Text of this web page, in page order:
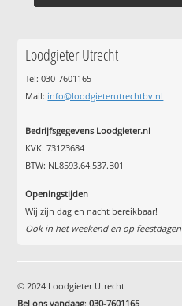
Loodgieter Utrecht
Tel: 030-7601165
Mail: info@loodgieterutrechtbv.nl
Bedrijfsgegevens Loodgieter.nl
KVK: 73123684
BTW: NL8593.64.537.B01
Openingstijden
Wij zijn dag en nacht bereikbaar!
Ook in het weekend en op feestdagen
© 2024 Loodgieter Utrecht
Bel ons vandaag:030-7601165